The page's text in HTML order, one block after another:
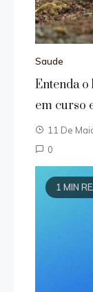
Saude
Entenda o
em curso
11 De
0
1 MIN